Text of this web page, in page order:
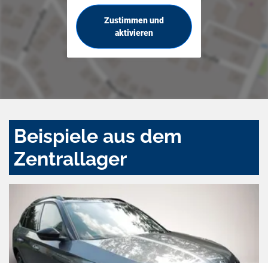
Zustimmen und
aktivieren
Beispiele aus dem
Zentrallager